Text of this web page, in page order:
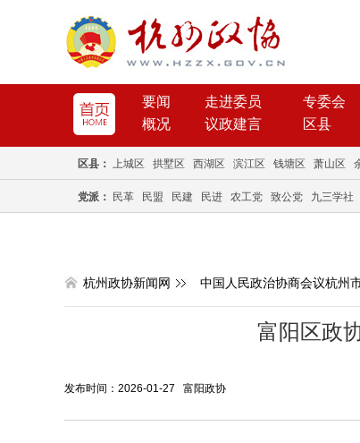
要闻 走进委员
专委会
概况
议政建言 区县
区县： 上城区 拱墅区 西湖区 滨江区 钱塘区 萧山区
党派： 民革 民盟 民建 民进 农工党 致公党 九三学社
杭州政协新闻网 中国人民政治协商会议杭州
富阳区政
发布时间：2026-01-27 富阳政协